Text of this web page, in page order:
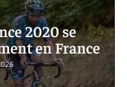
2020 se
en France